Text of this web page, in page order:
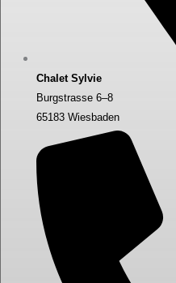
Chalet Sylvie
Burgstrasse 6–8
65183 Wiesbaden